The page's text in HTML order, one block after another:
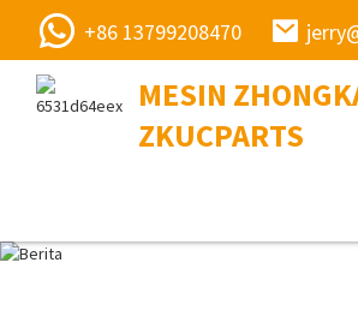
+86 13799208470
MESIN
ZKUCPARTS